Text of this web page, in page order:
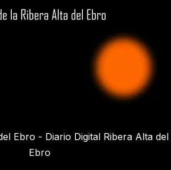
Ebro - Diario Digital Ribera Alta del
Ebro